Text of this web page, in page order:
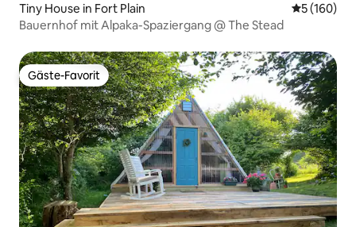
Tiny House in Fort Plain
5 (160)
Bauernhof mit Alpaka-Spaziergang @ The Stead
Gäste-Favorit
Gäste-Favorit